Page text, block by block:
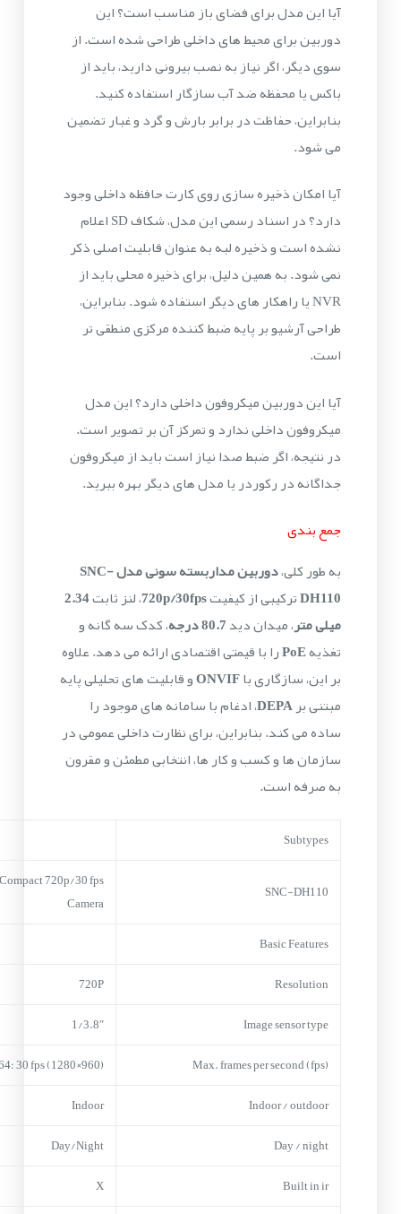
آیا این مدل برای فضای باز مناسب است؟ این
دوربین برای محیط های داخلی طراحی شده است. از
سوی دیگر، اگر نیاز به نصب بیرونی دارید، باید از
باکس یا محفظه ضد آب سازگار استفاده کنید.
بنابراین، حفاظت در برابر بارش و گرد و غبار تضمین
می شود.
آیا امکان ذخیره سازی روی کارت حافظه داخلی وجود
دارد؟ در اسناد رسمی این مدل، شکاف SD اعلام
نشده است و ذخیره لبه به عنوان قابلیت اصلی ذکر
نمی شود. به همین دلیل، برای ذخیره محلی باید از
NVR یا راهکار های دیگر استفاده شود. بنابراین،
طراحی آرشیو بر پایه ضبط کننده مرکزی منطقی تر
است.
آیا این دوربین میکروفون داخلی دارد؟ این مدل
میکروفون داخلی ندارد و تمرکز آن بر تصویر است.
در نتیجه، اگر ضبط صدا نیاز است باید از میکروفون
جداگانه در رکوردر یا مدل های دیگر بهره ببرید.
جمع بندی
به طور کلی،
دوربین مداربسته سونی مدل SNC-
DH110ترکیبی از کیفیت720p/30fps، لنز ثابت2.34
میلی متر، میدان دید80.7 درجه
، کدک سه گانه و
تغذیهPoEرا با قیمتی اقتصادی ارائه می دهد. علاوه
بر این، سازگاری باONVIFو قابلیت های تحلیلی پایه
مبتنی برDEPA، ادغام با سامانه های موجود را
ساده می کند. بنابراین، برای نظارت داخلی عمومی در
سازمان ها و کسب و کار ها، انتخابی مطمئن و مقرون
به صرفه است.
Subtypes
SNC-DH110
Compact 720p/30 fps
Camera
Basic Features
Resolution
720P
Image sensor type
1/3.8″
Max. frames per second (fps)
30 fps (1280×960)
Indoor / outdoor
Indoor
Day / night
Day/Night
Built in ir
X